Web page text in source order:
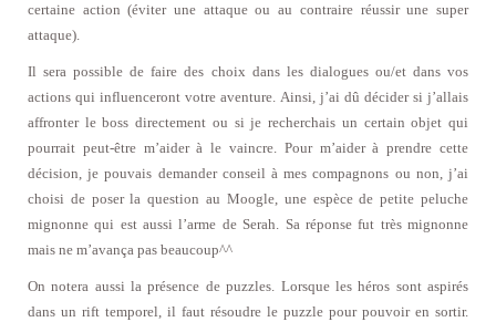
certaine action (éviter une attaque ou au contraire réussir une super
attaque).
Il sera possible de faire des choix dans les dialogues ou/et dans vos
actions qui influenceront votre aventure. Ainsi, j’ai dû décider si j’allais
affronter le boss directement ou si je recherchais un certain objet qui
pourrait peut-être m’aider à le vaincre. Pour m’aider à prendre cette
décision, je pouvais demander conseil à mes compagnons ou non, j’ai
choisi de poser la question au Moogle, une espèce de petite peluche
mignonne qui est aussi l’arme de Serah. Sa réponse fut très mignonne
mais ne m’avança pas beaucoup^^
On notera aussi la présence de puzzles. Lorsque les héros sont aspirés
dans un rift temporel, il faut résoudre le puzzle pour pouvoir en sortir.